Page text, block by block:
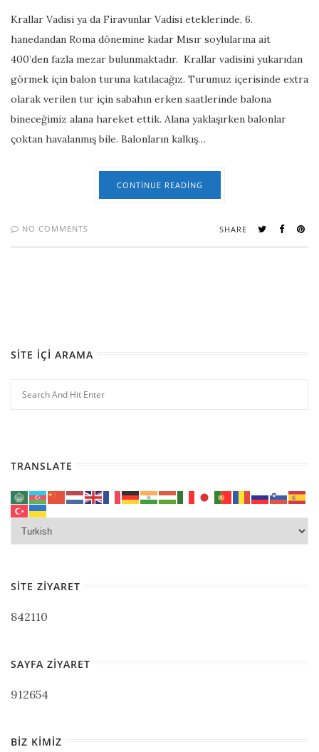
Krallar Vadisi ya da Firavunlar Vadisi eteklerinde, 6.
hanedandan Roma dönemine kadar Mısır soylularına ait
400’den fazla mezar bulunmaktadır. Krallar vadisini yukarıdan
görmek için balon turuna katılacağız. Turumuz içerisinde extra
olarak verilen tur için sabahın erken saatlerinde balona
bineceğimiz alana hareket ettik. Alana yaklaşırken balonlar
çoktan havalanmış bile. Balonların kalkış…
CONTINUE READING
NO COMMENTS SHARE
SITE İÇI ARAMA
TRANSLATE
SITE ZIYARET
842110
SAYFA ZIYARET
912654
BIZ KIMIZ